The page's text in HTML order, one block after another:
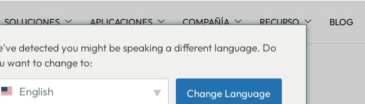
SOLUCIONES APLICACIONES COMPAÑÍA RECURSO BLOG
detected you might be speaking a different language. Do
want to change to:
English Change Language